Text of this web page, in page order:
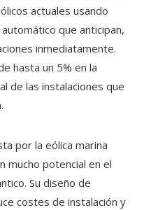
actuales usando
que anticipan,
inmediatamente.
hasta un 5% en la
de las instalaciones que
por la eólica marina
mucho potencial en el
Su diseño de
costes de instalación y